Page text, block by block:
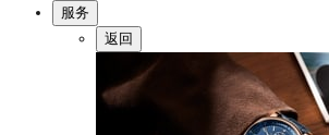
服务
返回